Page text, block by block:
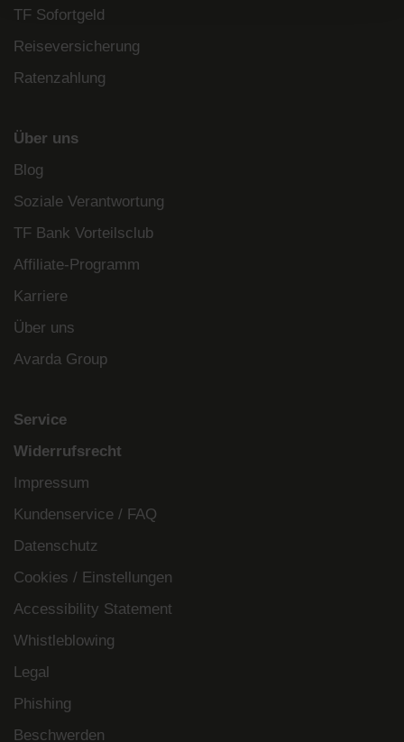
TF Sofortgeld
Reiseversicherung
Ratenzahlung
Über uns
Blog
Soziale Verantwortung
TF Bank Vorteilsclub
Affiliate-Programm
Karriere
Über uns
Avarda Group
Service
Widerrufsrecht
Impressum
Kundenservice / FAQ
Datenschutz
Cookies / Einstellungen
Accessibility Statement
Whistleblowing
Legal
Phishing
Beschwerden